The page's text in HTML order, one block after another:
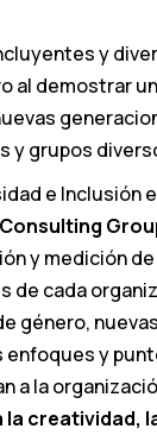
y
al demostrar
y grupos
e Inclusión
y medición
de cada
género,
y
a la
creatividad,